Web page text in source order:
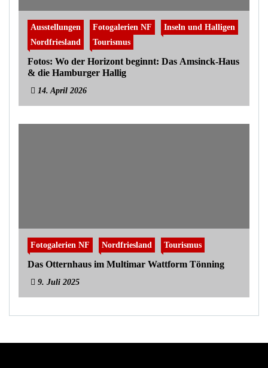
Ausstellungen Fotogalerien NF
Inseln und Halligen
Nordfriesland
Tourismus
Fotos: Wo der Horizont beginnt: Das Amsinck-Haus
& die Hamburger Hallig
14. April 2026
Fotogalerien NF Nordfriesland Tourismus
Das Otternhaus im Multimar Wattform Tönning
9. Juli 2025